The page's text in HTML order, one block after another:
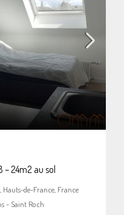
– 24m2 au sol
Hauts-de-France, France
- Saint Roch